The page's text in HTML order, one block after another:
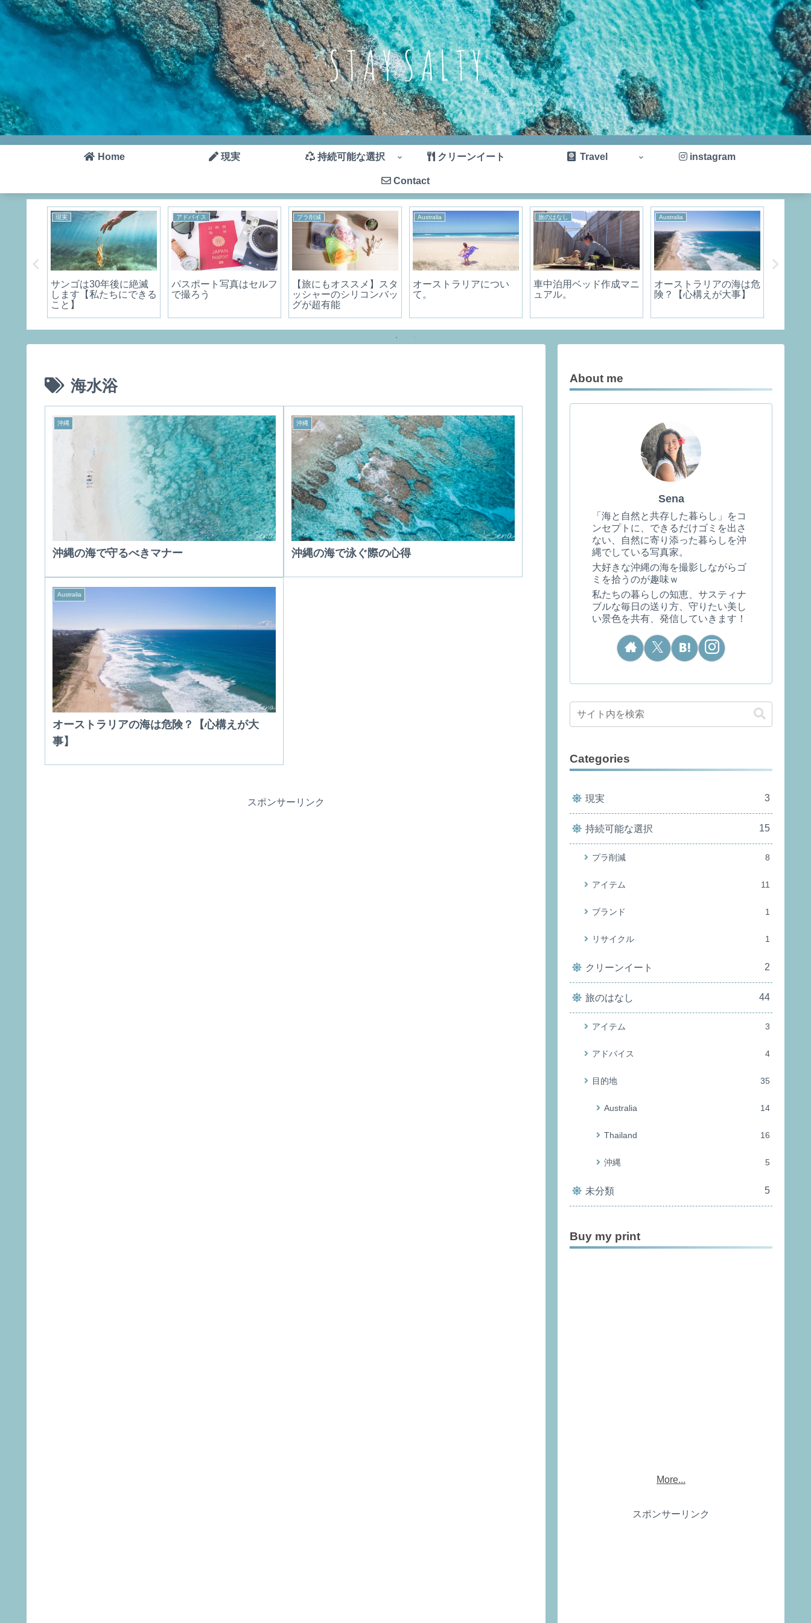
Home 現実 持続可能な選択 クリーンイート Travel instagram
Contact
現実
サンゴは30年後に絶滅
します【私たちにできる
こと】
アドバイス
パスポート写真はセルフ
で撮ろう
プラ削減
【旅にもオススメ】スタ
ッシャーのシリコンバッ
グが超有能
Australia
オーストラリアについ
て。
旅のはなし
車中泊用ベッド作成マニ
ュアル。
Australia
オーストラリアの海は危
険？【心構えが大事】
海水浴
沖縄
沖縄の海で守るべきマナー
沖縄
沖縄の海で泳ぐ際の心得
Australia
オーストラリアの海は危険？【心構えが大
事】
スポンサーリンク
About me
Sena
「海と自然と共存した暮らし」をコ
ンセプトに、できるだけゴミを出さ
ない、自然に寄り添った暮らしを沖
縄でしている写真家。
大好きな沖縄の海を撮影しながらゴ
ミを拾うのが趣味ｗ
私たちの暮らしの知恵、サスティナ
ブルな毎日の送り方、守りたい美し
い景色を共有、発信していきます！
Categories
現実 3
持続可能な選択 15
プラ削減 8
アイテム 11
ブランド 1
リサイクル 1
クリーンイート 2
旅のはなし 44
アイテム 3
アドバイス 4
目的地 35
Australia 14
Thailand 16
沖縄 5
未分類 5
Buy my print
More...
スポンサーリンク